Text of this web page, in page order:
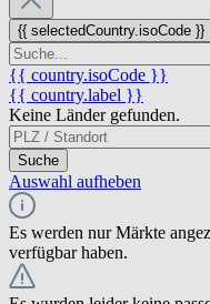
{{ selectedCountry.isoCode }}
{{ country.isoCode }}
{{ country.label }}
Keine Länder gefunden.
Suche
Auswahl aufheben
Es werden nur Märkte
verfügbar haben.